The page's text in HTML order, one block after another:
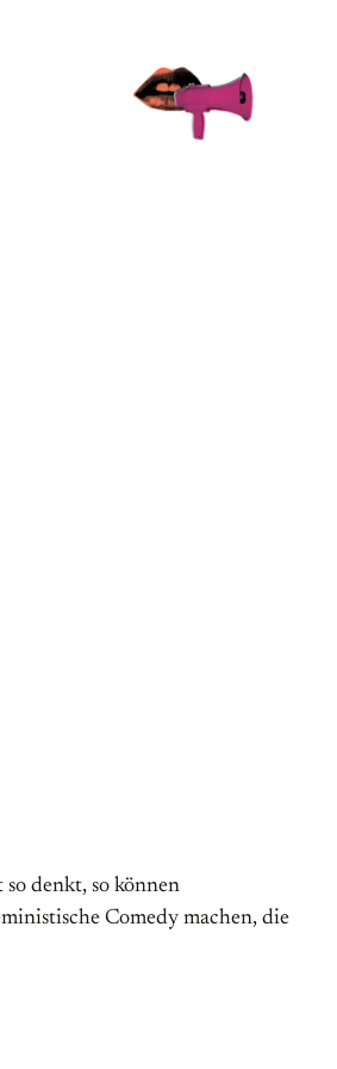
denkt, so können
Comedy machen, die